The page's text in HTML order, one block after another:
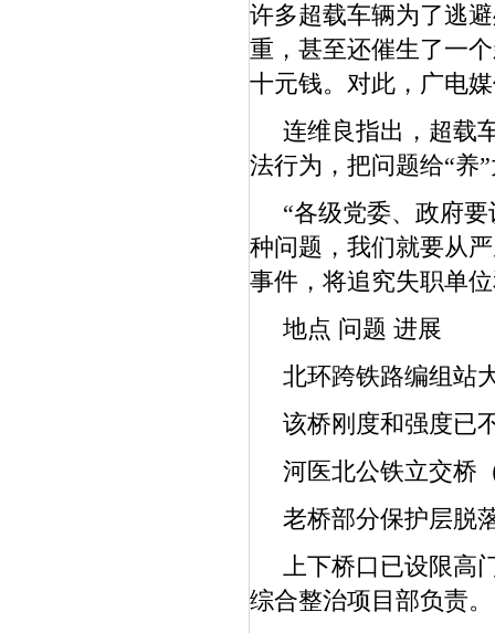
许多超载车辆为了逃
重，甚至还催生了一
十元钱。对此，广电
连维良指出，超载
法行为，把问题给“养
“各级党委、政府要
种问题，我们就要从
事件，将追究失职单
地点 问题 进展
北环跨铁路编组站
该桥刚度和强度已
河医北公铁立交桥
老桥部分保护层脱
上下桥口已设限高
综合整治项目部负责。